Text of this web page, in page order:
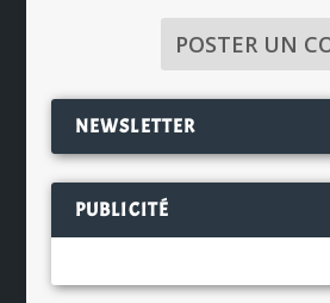
NEWSLETTER
PUBLICITÉ